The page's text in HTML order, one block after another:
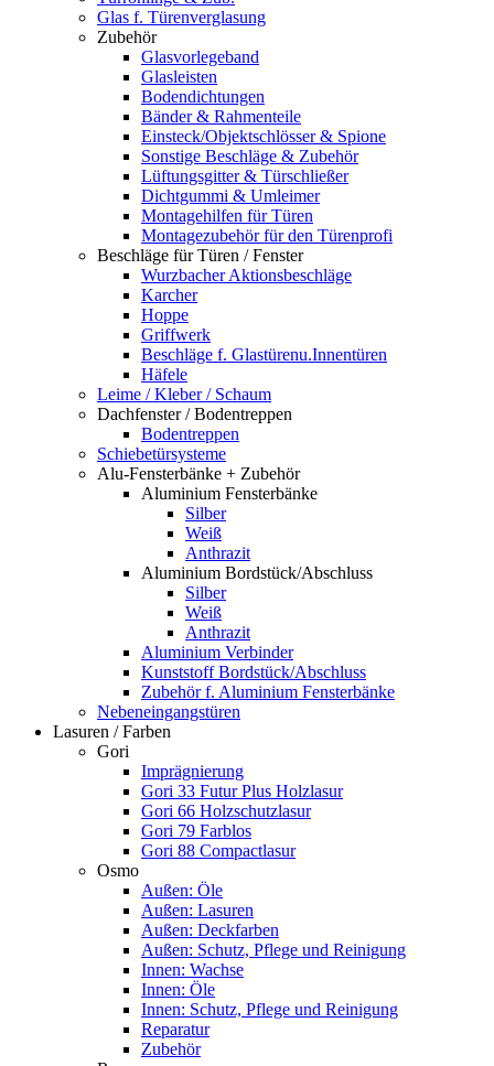
Glas f. Türenverglasung
Zubehör
Glasvorlegeband
Glasleisten
Bodendichtungen
Bänder & Rahmenteile
Einsteck/Objektschlösser & Spione
Sonstige Beschläge & Zubehör
Lüftungsgitter & Türschließer
Dichtgummi & Umleimer
Montagehilfen für Türen
Montagezubehör für den Türenprofi
Beschläge für Türen / Fenster
Wurzbacher Aktionsbeschläge
Karcher
Hoppe
Griffwerk
Beschläge f. Glastürenu.Innentüren
Häfele
Leime / Kleber / Schaum
Dachfenster / Bodentreppen
Bodentreppen
Schiebetürsysteme
Alu-Fensterbänke + Zubehör
Aluminium Fensterbänke
Silber
Weiß
Anthrazit
Aluminium Bordstück/Abschluss
Silber
Weiß
Anthrazit
Aluminium Verbinder
Kunststoff Bordstück/Abschluss
Zubehör f. Aluminium Fensterbänke
Nebeneingangstüren
Lasuren / Farben
Gori
Imprägnierung
Gori 33 Futur Plus Holzlasur
Gori 66 Holzschutzlasur
Gori 79 Farblos
Gori 88 Compactlasur
Osmo
Außen: Öle
Außen: Lasuren
Außen: Deckfarben
Außen: Schutz, Pflege und Reinigung
Innen: Wachse
Innen: Öle
Innen: Schutz, Pflege und Reinigung
Reparatur
Zubehör